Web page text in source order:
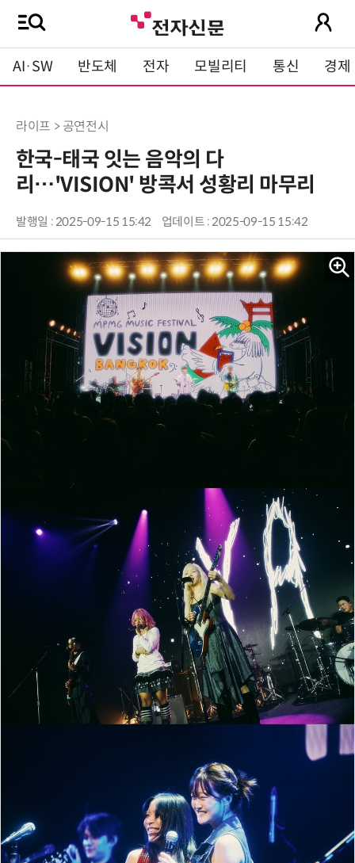
AI·SW 반도체 전자 모빌리티 통신 경제
라이프 > 공연전시
한국-태국 잇는 음악의 다
리…'VISION' 방콕서 성황리 마무리
발행일 : 2025-09-15 15:42 업데이트 : 2025-09-15 15:42